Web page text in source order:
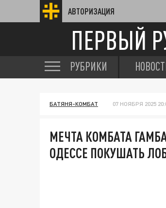
АВТОРИЗАЦИЯ
ПЕРВЫЙ
РУБРИКИ
БАТЯНЯ-КОМБАТ 07 НОЯБРЯ 2025
МЕЧТА КОМБАТА
ОДЕССЕ ПОКУШАТЬ